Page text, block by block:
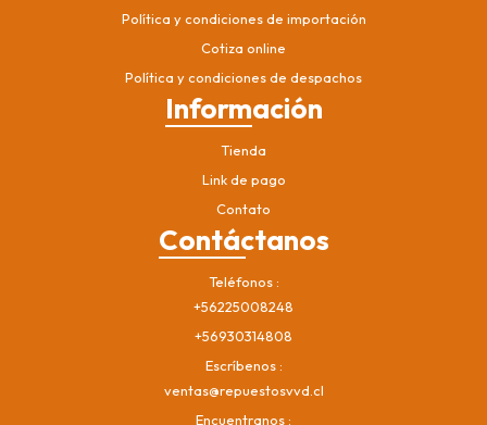
Política y condiciones de importación
Cotiza online
Política y condiciones de despachos
Información
Tienda
Link de pago
Contato
Contáctanos
Teléfonos
+56225008248
+56930314808
Escríbenos
ventas@repuestosvvd.cl
Encuentranos